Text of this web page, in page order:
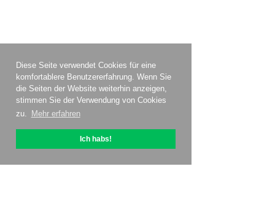
Diese Seite verwendet Cookies für eine
komfortablere Benutzererfahrung. Wenn Sie
die Seiten der Website weiterhin anzeigen,
stimmen Sie der Verwendung von Cookies
zu.
Mehr erfahren
Ich habs!